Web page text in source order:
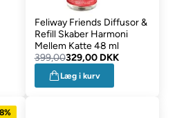
Feliway Friends Diffusor &
Refill Skaber Harmoni
Mellem Katte 48 ml
399,00329,00 DKK
Læg i kurv